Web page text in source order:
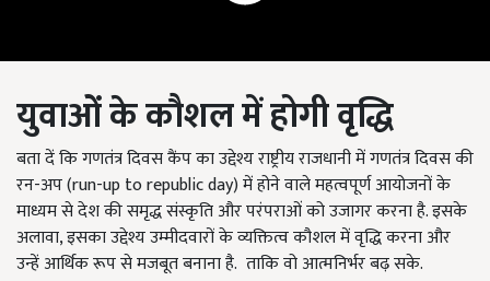
युवाओं के कौशल में होगी वृद्धि
बता दें कि गणतंत्र दिवस कैंप का उद्देश्य राष्ट्रीय राजधानी में गणतंत्र दिवस की
रन-अप (run-up to republic day) में होने वाले महत्वपूर्ण आयोजनों के
माध्यम से देश की समृद्ध संस्कृति और परंपराओं को उजागर करना है. इसके
अलावा, इसका उद्देश्य उम्मीदवारों के व्यक्तित्व कौशल में वृद्धि करना और
उन्हें आर्थिक रूप से मजबूत बनाना है. ताकि वो आत्मनिर्भर बढ़ सके.